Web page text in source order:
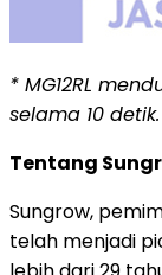
* MG12RL
selama 10 detik.
Tentang
Sungrow,
telah menjadi